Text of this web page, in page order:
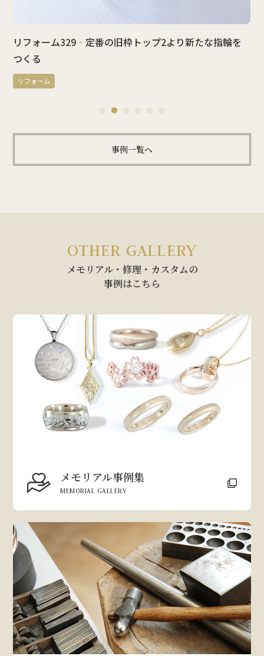
リフォーム329‐定番の旧枠トップ2より新たな指輪を
つくる
リフォーム
事例一覧へ
OTHER GALLERY
メモリアル・修理・カスタムの
事例はこちら
メモリアル事例集
MEMORIAL GALLERY